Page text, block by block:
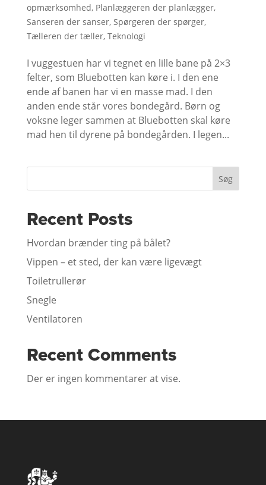
opmærksomhed, Planlæggeren der planlægger,
Sanseren der sanser, Spørgeren der spørger,
Tælleren der tæller, Teknologi
I vuggestuen har vi tegnet en lille bane på 2×3
felter, som Bluebotten kan køre i. I den ene
ende af banen har vi en masse mad. I den
anden ende står vores bondegård. Børn og
voksne leger sammen at Bluebotten skal køre
mad hen til dyrene på bondegården. I legen...
Søg
Recent Posts
Hvordan brænder ting på bålet?
Vippen – et sted, der kan være ligevægt
Toiletrullerør
Snegle
Ventilatoren
Recent Comments
Der er ingen kommentarer at vise.